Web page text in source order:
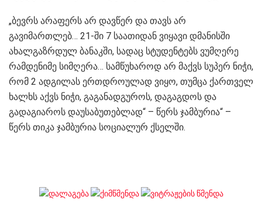
„ბევრს არაფერს არ დავწერ და თავს არ
გავიმართლებ… 21-ში 7 საათიდან ვიყავი დმანისში
ახალგაზრდულ ბანაკში, სადაც სტუდენტებს ვუმღერე
რამდენიმე სიმღერა… სამწუხაროდ არ მაქვს სუპერ ნიჭი,
რომ 2 ადგილას ერთდროულად ვიყო, თუმცა ქართველ
ხალხს აქვს ნიჭი, გაგანადგუროს, დაგაგდოს და
გადაგიაროს დაუსაბუთებლად“ – წერს ჯამბურია“ –
წერს თიკა ჯამბურია სოციალურ ქსელში.